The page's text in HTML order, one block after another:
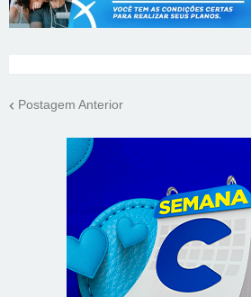
Postagem Anterior